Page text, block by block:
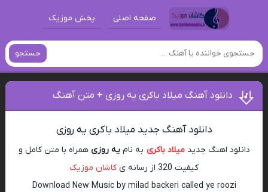
صفحه اصلی پخش موزیک
جستجو
دانلود آهنگ میلاد باکری یه روزی + متن آهنگ
دانلود آهنگ جدید میلاد باکری یه روزی
دانلود اهنگ جدیدمیلاد باکری به نامیه روزی همراه با متن کامل و
کیفیت 320 از رسانه ی
کاشان موزیک
Download New Music by milad backeri called ye roozi